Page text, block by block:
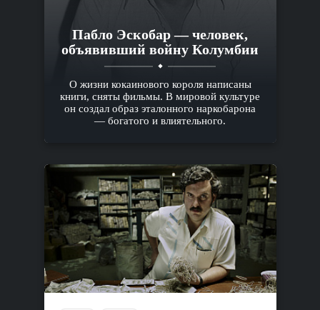
Пабло Эскобар — человек,
объявивший войну Колумбии
О жизни кокаинового короля написаны
книги, сняты фильмы. В мировой культуре
он создал образ эталонного наркобарона
— богатого и влиятельного.